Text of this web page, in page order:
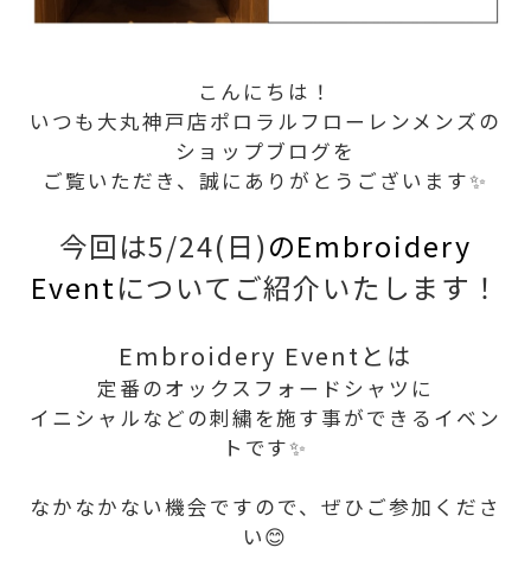
こんにちは！
いつも大丸神戸店ポロラルフローレンメンズの
ショップブログを
ご覧いただき、誠にありがとうございます✨
今回は5/24(日)のEmbroidery
Eventについてご紹介いたします！
Embroidery Eventとは
定番のオックスフォードシャツに
イニシャルなどの刺繍を施す事ができるイベン
トです✨
なかなかない機会ですので、ぜひご参加くださ
い😊